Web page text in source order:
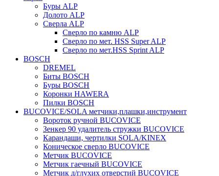
Буры ALP
Долото ALP
Сверла ALP
Сверло по камню ALP
Сверло по мет. HSS Super ALP
Сверло по мет.HSS Sprint ALP
BOSCH
DREMEL
Биты BOSCH
Буры BOSCH
Коронки HAWERA
Пилки BOSCH
BUCOVICE/SOLA метчики,плашки,инструмент
Вороток ручной BUCOVICE
Зенкер 90 удалитель стружки BUCOVICE
Карандаши, чертилки SOLA/KINEX
Коническое сверло BUCOVICE
Метчик BUCOVICE
Метчик гаечный BUCOVICE
Метчик д/глухих отверстий BUCOVICE